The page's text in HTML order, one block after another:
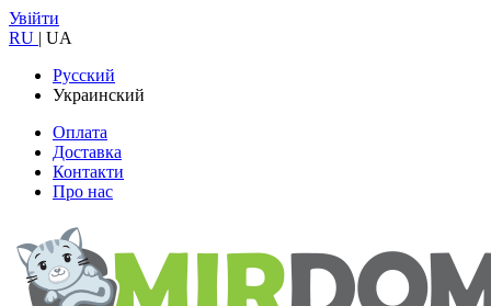
Увійти
RU | UA
Русский
Украинский
Оплата
Доставка
Контакти
Про нас